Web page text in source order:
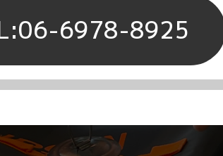
6978-8925